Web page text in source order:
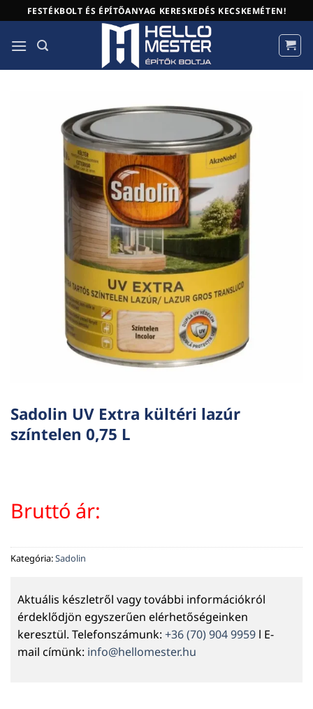
to
content
FESTÉKBOLT ÉS ÉPÍTŐANYAG KERESKEDÉS KECSKEMÉTEN!
Sadolin UV Extra kültéri lazúr
színtelen 0,75 L
Bruttó ár:
Kategória:Sadolin
Aktuális készletről vagy további információkról
érdeklődjön egyszerűen elérhetőségeinken
keresztül. Telefonszámunk: +36 (70) 904 9959 l E-
mail címünk: info@hellomester.hu